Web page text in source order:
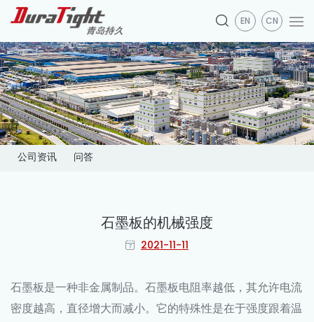
EN CN
公司资讯 问答
石墨板的机械强度
2021-11-11
石墨板是一种非金属制品。石墨板电阻率越低，其允许电流
密度越高，直径增大而减小。它的特殊性是在于强度跟着温